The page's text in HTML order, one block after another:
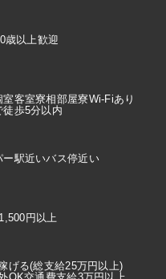
歳以上歓迎
室客室寮相部屋寮Wi-Fiあり
徒歩5分以内
ー駅近いバス停近い
1,500円以上
げる(総支給25万円以上)